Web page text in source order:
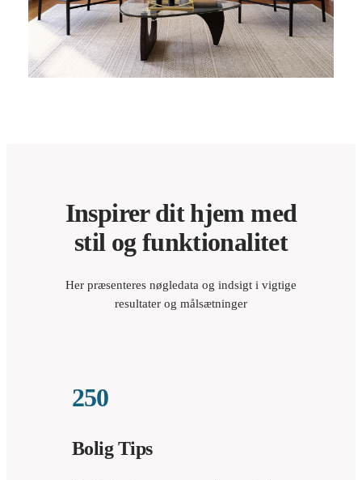
Inspirer dit hjem med
stil og funktionalitet
Her præsenteres nøgledata og indsigt i vigtige
resultater og målsætninger
250
Bolig Tips